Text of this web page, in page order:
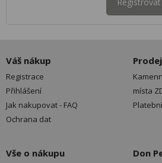
Váš nákup
Registrace
Přihlášení
Jak nakupovat - FAQ
Ochrana dat
místa
Vše o nákupu Don